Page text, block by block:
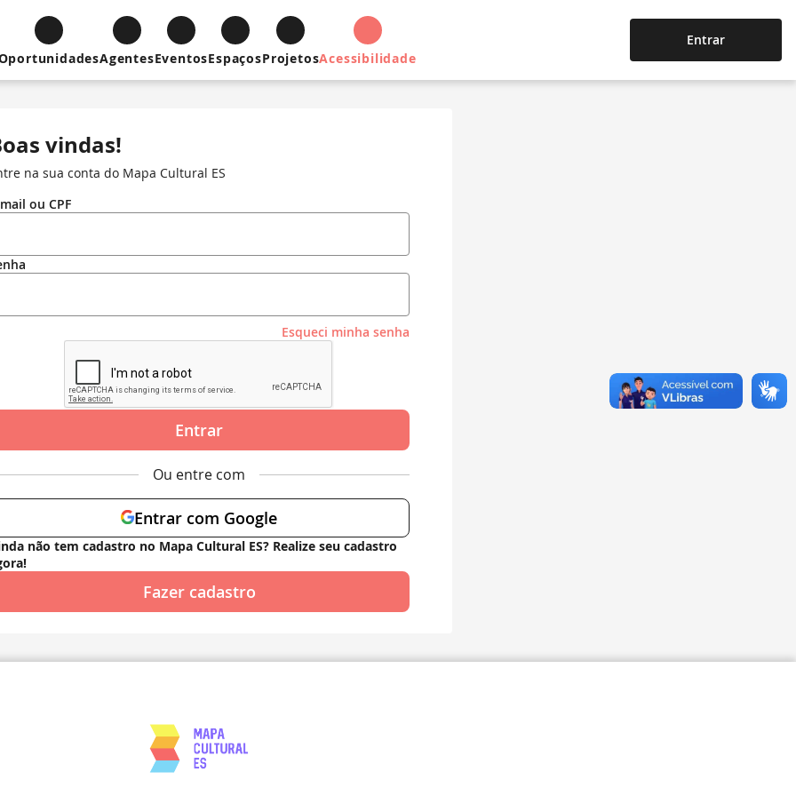
AgentesEventosEspaçosProjetosAcessibilidade
Entrar
vindas!
na sua conta do Mapa Cultural ES
ou CPF
Esqueci minha senha
Entrar
Ou entre com
Entrar com Google
não tem cadastro no Mapa Cultural ES? Realize seu cadastro
Fazer cadastro